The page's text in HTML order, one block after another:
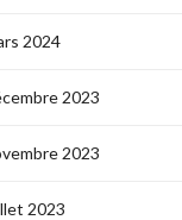
2024
2023
2023
2023